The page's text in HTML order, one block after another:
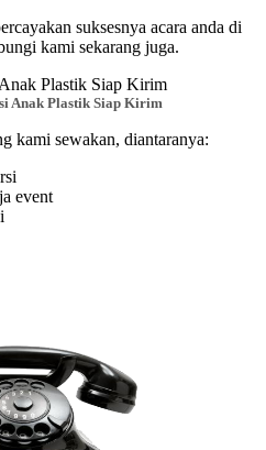
suksesnya acara anda di
kami sekarang juga.
Anak Plastik Siap Kirim
kami sewakan, diantaranya:
event